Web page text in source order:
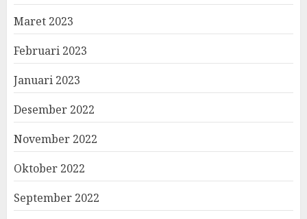
Maret 2023
Februari 2023
Januari 2023
Desember 2022
November 2022
Oktober 2022
September 2022